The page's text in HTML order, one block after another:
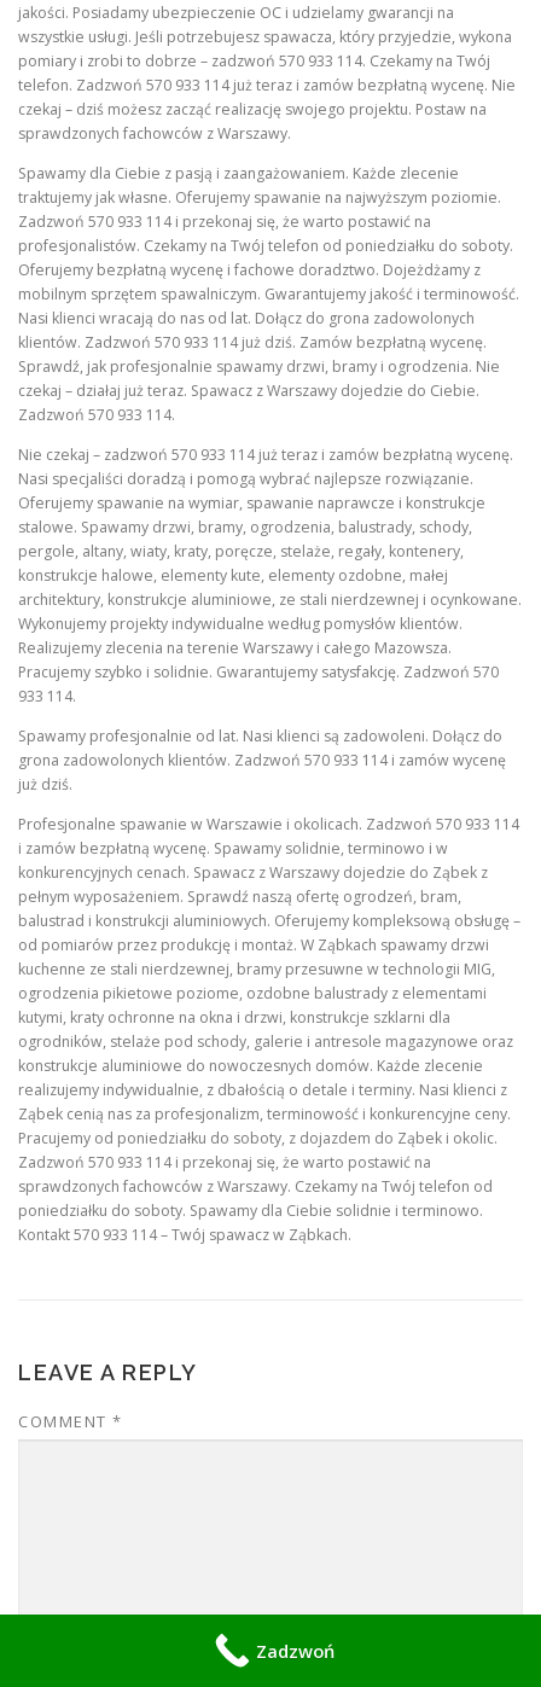
jakości. Posiadamy ubezpieczenie OC i udzielamy gwarancji na
wszystkie usługi. Jeśli potrzebujesz spawacza, który przyjedzie, wykona
pomiary i zrobi to dobrze – zadzwoń 570 933 114. Czekamy na Twój
telefon. Zadzwoń 570 933 114 już teraz i zamów bezpłatną wycenę. Nie
czekaj – dziś możesz zacząć realizację swojego projektu. Postaw na
sprawdzonych fachowców z Warszawy.
Spawamy dla Ciebie z pasją i zaangażowaniem. Każde zlecenie
traktujemy jak własne. Oferujemy spawanie na najwyższym poziomie.
Zadzwoń 570 933 114 i przekonaj się, że warto postawić na
profesjonalistów. Czekamy na Twój telefon od poniedziałku do soboty.
Oferujemy bezpłatną wycenę i fachowe doradztwo. Dojeżdżamy z
mobilnym sprzętem spawalniczym. Gwarantujemy jakość i terminowość.
Nasi klienci wracają do nas od lat. Dołącz do grona zadowolonych
klientów. Zadzwoń 570 933 114 już dziś. Zamów bezpłatną wycenę.
Sprawdź, jak profesjonalnie spawamy drzwi, bramy i ogrodzenia. Nie
czekaj – działaj już teraz. Spawacz z Warszawy dojedzie do Ciebie.
Zadzwoń 570 933 114.
Nie czekaj – zadzwoń 570 933 114 już teraz i zamów bezpłatną wycenę.
Nasi specjaliści doradzą i pomogą wybrać najlepsze rozwiązanie.
Oferujemy spawanie na wymiar, spawanie naprawcze i konstrukcje
stalowe. Spawamy drzwi, bramy, ogrodzenia, balustrady, schody,
pergole, altany, wiaty, kraty, poręcze, stelaże, regały, kontenery,
konstrukcje halowe, elementy kute, elementy ozdobne, małej
architektury, konstrukcje aluminiowe, ze stali nierdzewnej i ocynkowane.
Wykonujemy projekty indywidualne według pomysłów klientów.
Realizujemy zlecenia na terenie Warszawy i całego Mazowsza.
Pracujemy szybko i solidnie. Gwarantujemy satysfakcję. Zadzwoń 570
933 114.
Spawamy profesjonalnie od lat. Nasi klienci są zadowoleni. Dołącz do
grona zadowolonych klientów. Zadzwoń 570 933 114 i zamów wycenę
już dziś.
Profesjonalne spawanie w Warszawie i okolicach. Zadzwoń 570 933 114
i zamów bezpłatną wycenę. Spawamy solidnie, terminowo i w
konkurencyjnych cenach. Spawacz z Warszawy dojedzie do Ząbek z
pełnym wyposażeniem. Sprawdź naszą ofertę ogrodzeń, bram,
balustrad i konstrukcji aluminiowych. Oferujemy kompleksową obsługę –
od pomiarów przez produkcję i montaż. W Ząbkach spawamy drzwi
kuchenne ze stali nierdzewnej, bramy przesuwne w technologii MIG,
ogrodzenia pikietowe poziome, ozdobne balustrady z elementami
kutymi, kraty ochronne na okna i drzwi, konstrukcje szklarni dla
ogrodników, stelaże pod schody, galerie i antresole magazynowe oraz
konstrukcje aluminiowe do nowoczesnych domów. Każde zlecenie
realizujemy indywidualnie, z dbałością o detale i terminy. Nasi klienci z
Ząbek cenią nas za profesjonalizm, terminowość i konkurencyjne ceny.
Pracujemy od poniedziałku do soboty, z dojazdem do Ząbek i okolic.
Zadzwoń 570 933 114 i przekonaj się, że warto postawić na
sprawdzonych fachowców z Warszawy. Czekamy na Twój telefon od
poniedziałku do soboty. Spawamy dla Ciebie solidnie i terminowo.
Kontakt 570 933 114 – Twój spawacz w Ząbkach.
LEAVE A REPLY
COMMENT *
Zadzwoń